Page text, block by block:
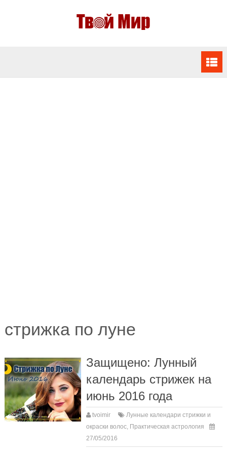
стрижка по луне
Защищено: Лунный
календарь стрижек на
июнь 2016 года
tvoimir
Лунные календари стрижки и
окраски волос, Практическая астрология
27/05/2016